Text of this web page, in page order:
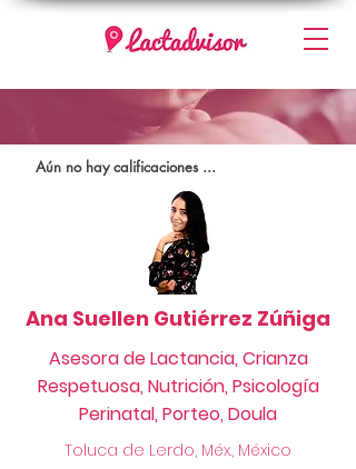
Aún no hay calificaciones ...
Toluca de Lerdo, Méx., México
Ana Suellen Gutiérrez Zúñiga
Asesora de Lactancia, Crianza
Respetuosa, Nutrición, Psicología
Perinatal, Porteo, Doula